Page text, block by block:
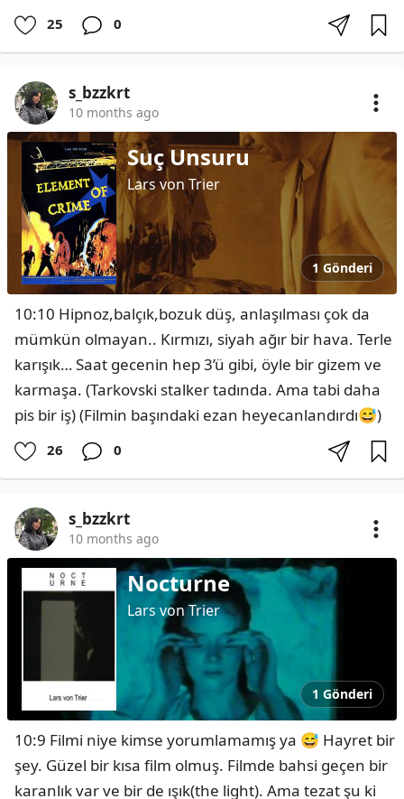
25 0
s_bzzkrt
10 months ago
Suç Unsuru
Lars von Trier
1 Gönderi
10:10 Hipnoz,balçık,bozuk düş, anlaşılması çok da
mümkün olmayan.. Kırmızı, siyah ağır bir hava. Terle
karışık… Saat gecenin hep 3’ü gibi, öyle bir gizem ve
karmaşa. (Tarkovski stalker tadında. Ama tabi daha
pis bir iş) (Filmin başındaki ezan heyecanlandırdı😅)
26 0
s_bzzkrt
10 months ago
Nocturne
Lars von Trier
1 Gönderi
10:9 Filmi niye kimse yorumlamamış ya 😅 Hayret bir
şey. Güzel bir kısa film olmuş. Filmde bahsi geçen bir
karanlık var ve bir de ışık(the light). Ama tezat şu ki